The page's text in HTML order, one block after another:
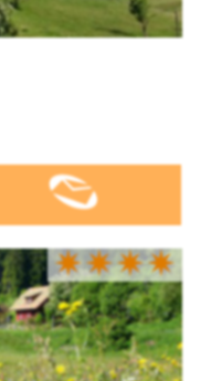
✷✷✷✷